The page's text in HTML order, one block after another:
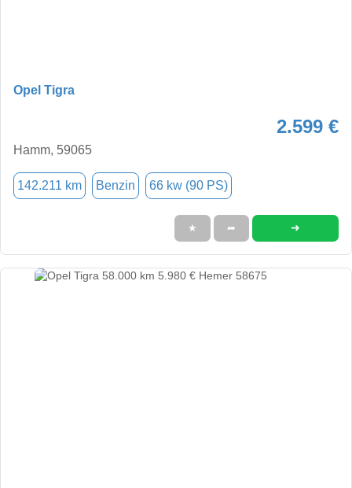
Opel Tigra
2.599 €
Hamm, 59065
142.211 km Benzin 66 kw (90 PS)
★ ➦ ➜